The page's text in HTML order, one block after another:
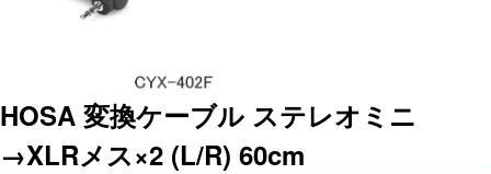
HOSA 変換ケーブル ステレオミニ
→XLRメス×2 (L/R) 60cm